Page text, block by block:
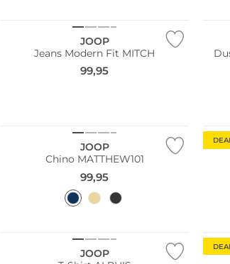
JOOP
Jeans Modern Fit MITCH
99,95
JOOP
Chino MATTHEW101
99,95
JOOP